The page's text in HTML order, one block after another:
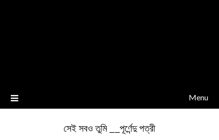
Menu
সেই সবও তুমি __পূর্ণেন্দু পত্রী